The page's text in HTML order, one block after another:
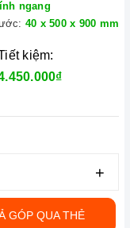
ngang
40 x 500 x 900 mm
kiệm:
+
GÓP QUA THẺ